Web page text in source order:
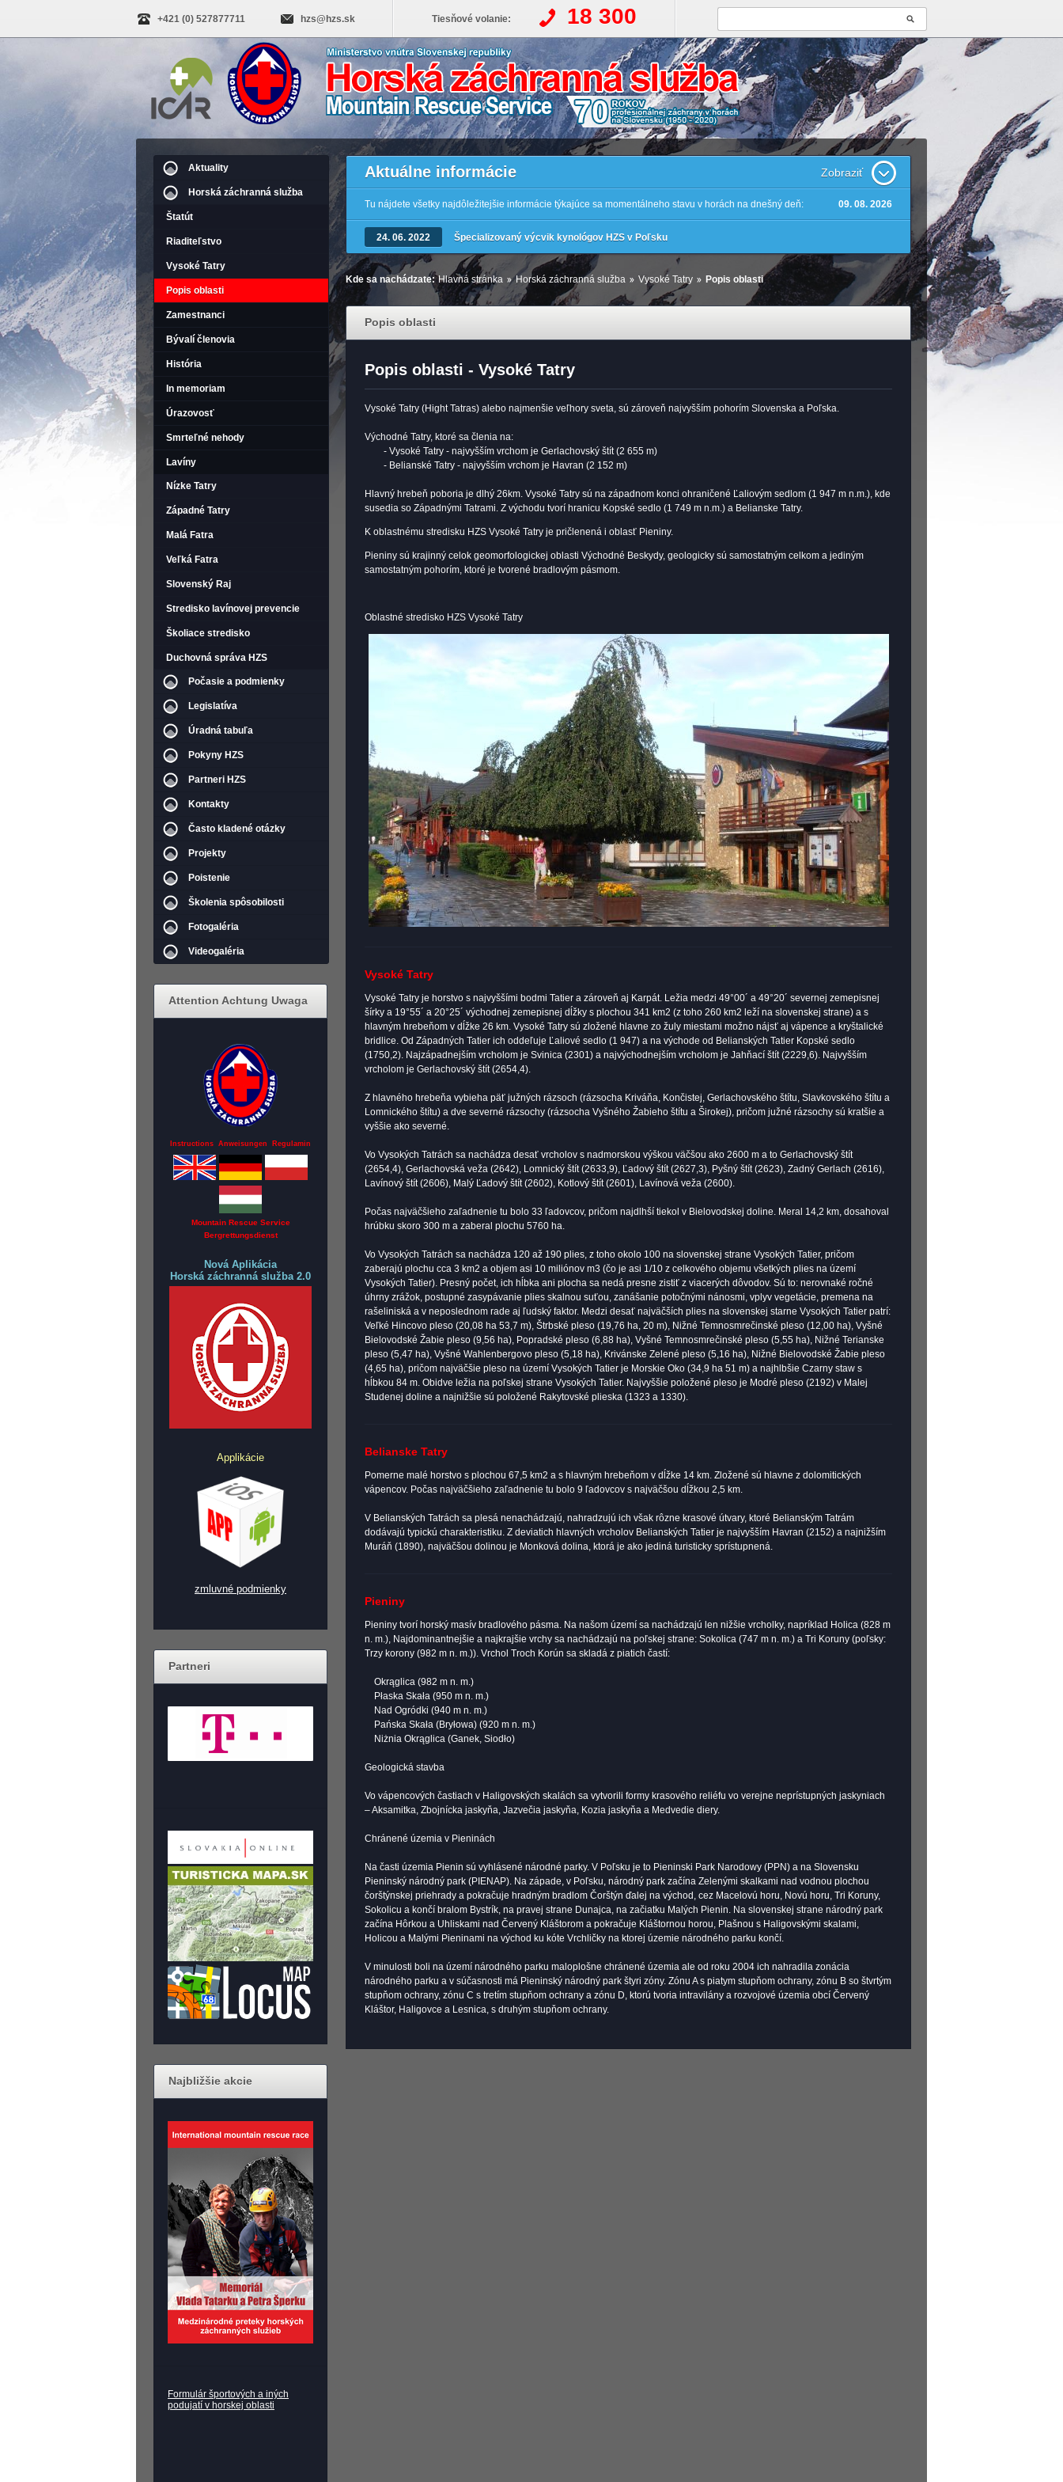
+421 (0) 527877711 hzs@hzs.sk Tiesňové volanie: 18 300
Aktuality
Horská záchranná služba
Štatút
Riaditeľstvo
Vysoké Tatry
Popis oblasti
Zamestnanci
Bývalí členovia
História
In memoriam
Úrazovosť
Smrteľné nehody
Lavíny
Nízke Tatry
Západné Tatry
Malá Fatra
Veľká Fatra
Slovenský Raj
Stredisko lavínovej prevencie
Školiace stredisko
Duchovná správa HZS
Počasie a podmienky
Legislatíva
Úradná tabuľa
Pokyny HZS
Partneri HZS
Kontakty
Často kladené otázky
Projekty
Poistenie
Školenia spôsobilosti
Fotogaléria
Videogaléria
Attention Achtung Uwaga
Instructions Anweisungen Regulamin
Mountain Rescue Service
Bergrettungsdienst
Nová Aplikácia
Horská záchranná služba 2.0
Applikácie
zmluvné podmienky
Partneri
Najbližšie akcie
Formulár športových a iných
podujatí v horskej oblasti
Aktuálne informácie Zobraziť
Tu nájdete všetky najdôležitejšie informácie týkajúce sa momentálneho stavu v horách na dnešný deň: 09. 08. 2026
24. 06. 2022 Špecializovaný výcvik kynológov HZS v Poľsku
Kde sa nachádzate: Hlavná stránka Horská záchranná služba Vysoké Tatry Popis oblasti
Popis oblasti
Popis oblasti - Vysoké Tatry
Vysoké Tatry (Hight Tatras) alebo najmenšie veľhory sveta, sú zároveň najvyšším pohorím Slovenska a Poľska.
Východné Tatry, ktoré sa členia na:
- Vysoké Tatry - najvyšším vrchom je Gerlachovský štít (2 655 m)
- Belianské Tatry - najvyšším vrchom je Havran (2 152 m)
Hlavný hrebeň poboria je dlhý 26km. Vysoké Tatry sú na západnom konci ohraničené Ľaliovým sedlom (1 947 m n.m.), kde
susedia so Západnými Tatrami. Z východu tvorí hranicu Kopské sedlo (1 749 m n.m.) a Belianske Tatry.
K oblastnému stredisku HZS Vysoké Tatry je pričlenená i oblasť Pieniny.
Pieniny sú krajinný celok geomorfologickej oblasti Východné Beskydy, geologicky sú samostatným celkom a jediným
samostatným pohorím, ktoré je tvorené bradlovým pásmom.
Oblastné stredisko HZS Vysoké Tatry
Vysoké Tatry
Vysoké Tatry je horstvo s najvyššími bodmi Tatier a zároveň aj Karpát. Ležia medzi 49°00´ a 49°20´ severnej zemepisnej
šírky a 19°55´ a 20°25´ východnej zemepisnej dĺžky s plochou 341 km2 (z toho 260 km2 leží na slovenskej strane) a s
hlavným hrebeňom v dĺžke 26 km. Vysoké Tatry sú zložené hlavne zo žuly miestami možno nájsť aj vápence a kryštalické
bridlice. Od Západných Tatier ich oddeľuje Ľaliové sedlo (1 947) a na východe od Belianských Tatier Kopské sedlo
(1750,2). Najzápadnejším vrcholom je Svinica (2301) a najvýchodnejším vrcholom je Jahňací štít (2229,6). Najvyšším
vrcholom je Gerlachovský štít (2654,4).
Z hlavného hrebeňa vybieha päť južných rázsoch (rázsocha Kriváňa, Končistej, Gerlachovského štítu, Slavkovského štítu a
Lomnického štítu) a dve severné rázsochy (rázsocha Vyšného Žabieho štítu a Širokej), pričom južné rázsochy sú kratšie a
vyššie ako severné.
Vo Vysokých Tatrách sa nachádza desať vrcholov s nadmorskou výškou väčšou ako 2600 m a to Gerlachovský štít
(2654,4), Gerlachovská veža (2642), Lomnický štít (2633,9), Ľadový štít (2627,3), Pyšný štít (2623), Zadný Gerlach (2616),
Lavínový štít (2606), Malý Ľadový štít (2602), Kotlový štít (2601), Lavínová veža (2600).
Počas najväčšieho zaľadnenie tu bolo 33 ľadovcov, pričom najdlhší tiekol v Bielovodskej doline. Meral 14,2 km, dosahoval
hrúbku skoro 300 m a zaberal plochu 5760 ha.
Vo Vysokých Tatrách sa nachádza 120 až 190 plies, z toho okolo 100 na slovenskej strane Vysokých Tatier, pričom
zaberajú plochu cca 3 km2 a objem asi 10 miliónov m3 (čo je asi 1/10 z celkového objemu všetkých plies na území
Vysokých Tatier). Presný počet, ich hĺbka ani plocha sa nedá presne zistiť z viacerých dôvodov. Sú to: nerovnaké ročné
úhrny zrážok, postupné zasypávanie plies skalnou suťou, zanášanie potočnými nánosmi, vplyv vegetácie, premena na
rašeliniská a v neposlednom rade aj ľudský faktor. Medzi desať najväčších plies na slovenskej starne Vysokých Tatier patrí:
Veľké Hincovo pleso (20,08 ha 53,7 m), Štrbské pleso (19,76 ha, 20 m), Nižné Temnosmrečinské pleso (12,00 ha), Vyšné
Bielovodské Žabie pleso (9,56 ha), Popradské pleso (6,88 ha), Vyšné Temnosmrečinské pleso (5,55 ha), Nižné Terianske
pleso (5,47 ha), Vyšné Wahlenbergovo pleso (5,18 ha), Krivánske Zelené pleso (5,16 ha), Nižné Bielovodské Žabie pleso
(4,65 ha), pričom najväčšie pleso na území Vysokých Tatier je Morskie Oko (34,9 ha 51 m) a najhlbšie Czarny staw s
hĺbkou 84 m. Obidve ležia na poľskej strane Vysokých Tatier. Najvyššie položené pleso je Modré pleso (2192) v Malej
Studenej doline a najnižšie sú položené Rakytovské plieska (1323 a 1330).
Belianske Tatry
Pomerne malé horstvo s plochou 67,5 km2 a s hlavným hrebeňom v dĺžke 14 km. Zložené sú hlavne z dolomitických
vápencov. Počas najväčšieho zaľadnenie tu bolo 9 ľadovcov s najväčšou dĺžkou 2,5 km.
V Belianských Tatrách sa plesá nenachádzajú, nahradzujú ich však rôzne krasové útvary, ktoré Belianským Tatrám
dodávajú typickú charakteristiku. Z deviatich hlavných vrcholov Belianských Tatier je najvyšším Havran (2152) a najnižším
Muráň (1890), najväčšou dolinou je Monková dolina, ktorá je ako jediná turisticky sprístupnená.
Pieniny
Pieniny tvorí horský masív bradlového pásma. Na našom území sa nachádzajú len nižšie vrcholky, napríklad Holica (828 m
n. m.), Najdominantnejšie a najkrajšie vrchy sa nachádzajú na poľskej strane: Sokolica (747 m n. m.) a Tri Koruny (poľsky:
Trzy korony (982 m n. m.)). Vrchol Troch Korún sa skladá z piatich častí:
Okrąglica (982 m n. m.)
Płaska Skała (950 m n. m.)
Nad Ogródki (940 m n. m.)
Pańska Skała (Bryłowa) (920 m n. m.)
Niżnia Okrąglica (Ganek, Siodło)
Geologická stavba
Vo vápencových častiach v Haligovských skalách sa vytvorili formy krasového reliéfu vo verejne neprístupných jaskyniach
– Aksamitka, Zbojnícka jaskyňa, Jazvečia jaskyňa, Kozia jaskyňa a Medvedie diery.
Chránené územia v Pieninách
Na časti územia Pienin sú vyhlásené národné parky. V Poľsku je to Pieninski Park Narodowy (PPN) a na Slovensku
Pieninský národný park (PIENAP). Na západe, v Poľsku, národný park začína Zelenými skalkami nad vodnou plochou
čorštýnskej priehrady a pokračuje hradným bradlom Čorštýn ďalej na východ, cez Macelovú horu, Novú horu, Tri Koruny,
Sokolicu a končí bralom Bystrík, na pravej strane Dunajca, na začiatku Malých Pienin. Na slovenskej strane národný park
začína Hôrkou a Uhliskami nad Červený Kláštorom a pokračuje Kláštornou horou, Plašnou s Haligovskými skalami,
Holicou a Malými Pieninami na východ ku kóte Vrchličky na ktorej územie národného parku končí.
V minulosti boli na území národného parku maloplošne chránené územia ale od roku 2004 ich nahradila zonácia
národného parku a v súčasnosti má Pieninský národný park štyri zóny. Zónu A s piatym stupňom ochrany, zónu B so štvrtým
stupňom ochrany, zónu C s tretím stupňom ochrany a zónu D, ktorú tvoria intravilány a rozvojové územia obcí Červený
Kláštor, Haligovce a Lesnica, s druhým stupňom ochrany.